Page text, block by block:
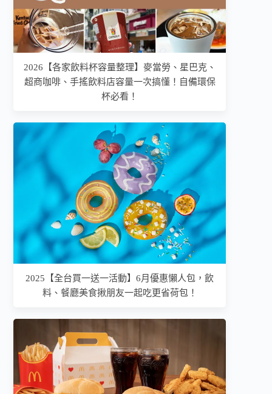
2026【各家飲料杯容量整理】麥當勞、星巴克、
超商咖啡、手搖飲料店容量一次搞懂！自備環保
杯必看！
2025【全台買一送一活動】6月優惠懶人包，飲
料、餐廳美食揪朋友一起吃更省荷包！